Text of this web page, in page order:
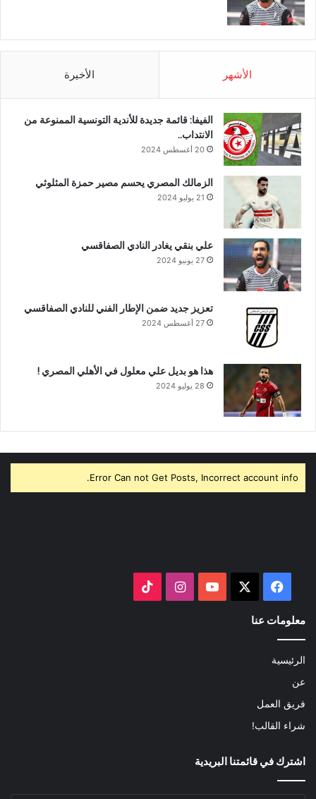
الأشهر الأخيرة
الفيفا: قائمة جديدة للأندية التونسية الممنوعة من
الانتداب..
20 أغسطس 2024
الزمالك المصري يحسم مصير حمزة المثلوثي
21 يوليو 2024
علي بنقي يغادر النادي الصفاقسي
27 يونيو 2024
تعزيز جديد ضمن الإطار الفني للنادي الصفاقسي
27 أغسطس 2024
هذا هو بديل علي معلول في الأهلي المصري !
28 يوليو 2024
Error Can not Get Posts, Incorrect account info.
فيسبوك ‫YouTubeانستقرام
معلومات عنا
الرئيسية
عن
فريق العمل
شراء القالب!
اشترك في قائمتنا البريدية